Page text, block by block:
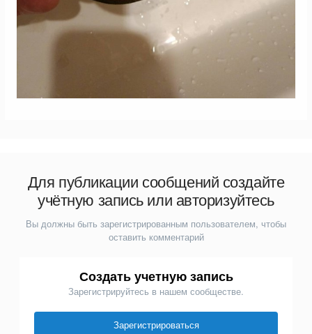
Для публикации сообщений создайте
учётную запись или авторизуйтесь
Вы должны быть зарегистрированным пользователем, чтобы
оставить комментарий
Создать учетную запись
Зарегистрируйтесь в нашем сообществе.
Зарегистрироваться